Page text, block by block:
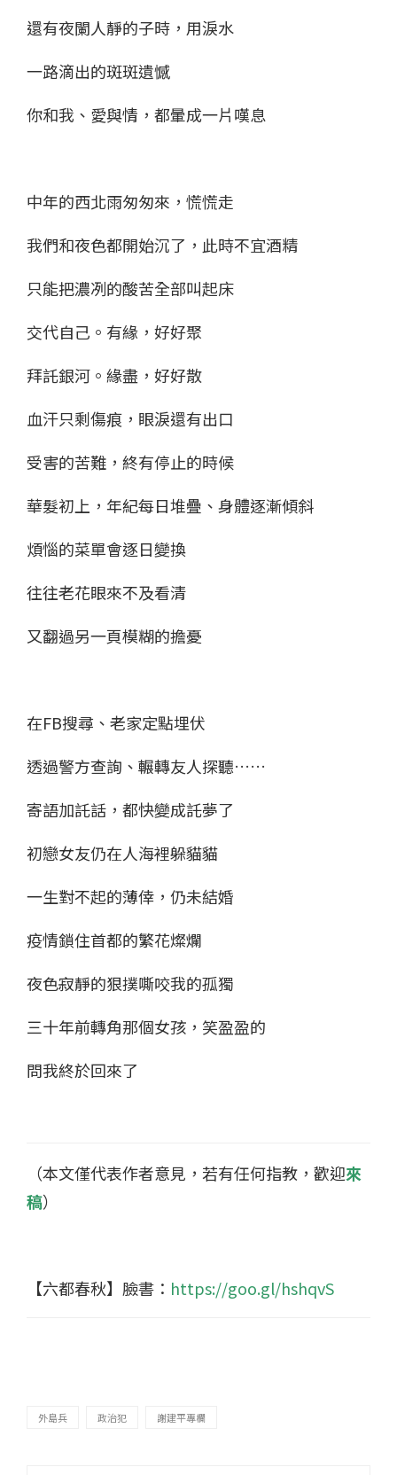
還有夜闌人靜的子時，用淚水
一路滴出的斑斑遺憾
你和我、愛與情，都暈成一片嘆息
中年的西北雨匆匆來，慌慌走
我們和夜色都開始沉了，此時不宜酒精
只能把濃冽的酸苦全部叫起床
交代自己。有緣，好好聚
拜託銀河。緣盡，好好散
血汗只剩傷痕，眼淚還有出口
受害的苦難，終有停止的時候
華髮初上，年紀每日堆疊、身體逐漸傾斜
煩惱的菜單會逐日變換
往往老花眼來不及看清
又翻過另一頁模糊的擔憂
在FB搜尋、老家定點埋伏
透過警方查詢、輾轉友人探聽……
寄語加託話，都快變成託夢了
初戀女友仍在人海裡躲貓貓
一生對不起的薄倖，仍未結婚
疫情鎖住首都的繁花燦爛
夜色寂靜的狠撲嘶咬我的孤獨
三十年前轉角那個女孩，笑盈盈的
問我終於回來了
（本文僅代表作者意見，若有任何指教，歡迎來
稿）
【六都春秋】臉書： https://goo.gl/hshqvS
外島兵 政治犯 謝建平專欄